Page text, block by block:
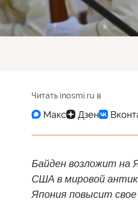
Читать inosmi.ru в
Байден возложит на
США в мировой
Япония повысит свое